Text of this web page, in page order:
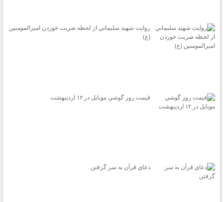
روايت شهيد سليماني از لحظه ضربت خوردن اميرالمومنين
(ع)
قيمت روز گوشي موبايل در ۱۲ ارديبهشت
دعاي قرآن به سر گرفتن